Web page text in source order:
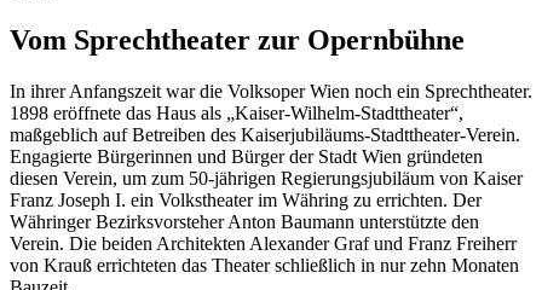
Vom Sprechtheater zur Opernbühne
In ihrer Anfangszeit war die Volksoper Wien noch ein Sprechtheater.
1898 eröffnete das Haus als „Kaiser-Wilhelm-Stadttheater“,
maßgeblich auf Betreiben des Kaiserjubiläums-Stadttheater-Verein.
Engagierte Bürgerinnen und Bürger der Stadt Wien gründeten
diesen Verein, um zum 50-jährigen Regierungsjubiläum von Kaiser
Franz Joseph I. ein Volkstheater im Währing zu errichten. Der
Währinger Bezirksvorsteher Anton Baumann unterstützte den
Verein. Die beiden Architekten Alexander Graf und Franz Freiherr
von Krauß errichteten das Theater schließlich in nur zehn Monaten